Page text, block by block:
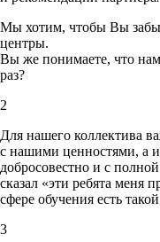
Мы хотим, чтобы Вы
центры.
Вы же понимаете, что
раз?
2
Для нашего коллектива
с нашими ценностями, а
добросовестно и с
сказал «эти ребята меня
сфере обучения есть
3